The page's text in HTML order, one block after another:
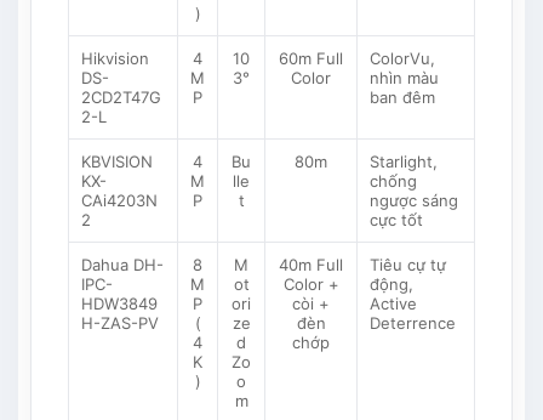
)
Hikvision
DS-
2CD2T47G
2-L
4
M
P
10
3°
60m Full
Color
ColorVu,
nhìn màu
ban đêm
KBVISION
KX-
CAi4203N
2
4
M
P
Bu
lle
t
80m
Starlight,
chống
ngược sáng
cực tốt
Dahua DH-
IPC-
HDW3849
H-ZAS-PV
8
M
P
(
4
K
)
M
ot
ori
ze
d
Zo
o
m
40m Full
Color +
còi +
đèn
chớp
Tiêu cự tự
động,
Active
Deterrence